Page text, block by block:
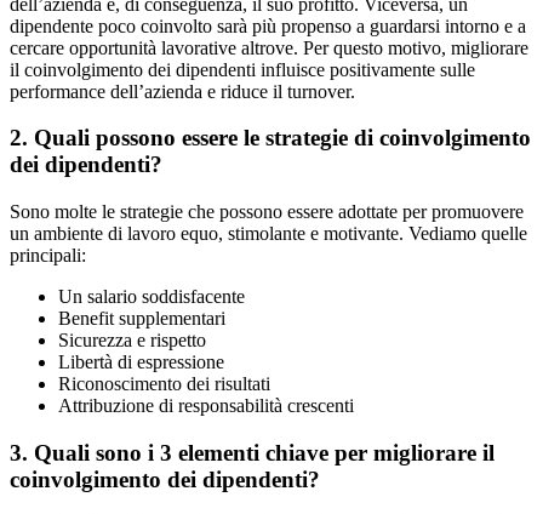
dipendente poco coinvolto sarà più propenso a guardarsi intorno e a
cercare opportunità lavorative altrove. Per questo motivo, migliorare
il coinvolgimento dei dipendenti influisce positivamente sulle
performance dell’azienda e riduce il turnover.
2. Quali possono essere le strategie di coinvolgimento
dei dipendenti?
Sono molte le strategie che possono essere adottate per promuovere
un ambiente di lavoro equo, stimolante e motivante. Vediamo quelle
principali:
Un salario soddisfacente
Benefit supplementari
Sicurezza e rispetto
Libertà di espressione
Riconoscimento dei risultati
Attribuzione di responsabilità crescenti
3. Quali sono i 3 elementi chiave per migliorare il
coinvolgimento dei dipendenti?